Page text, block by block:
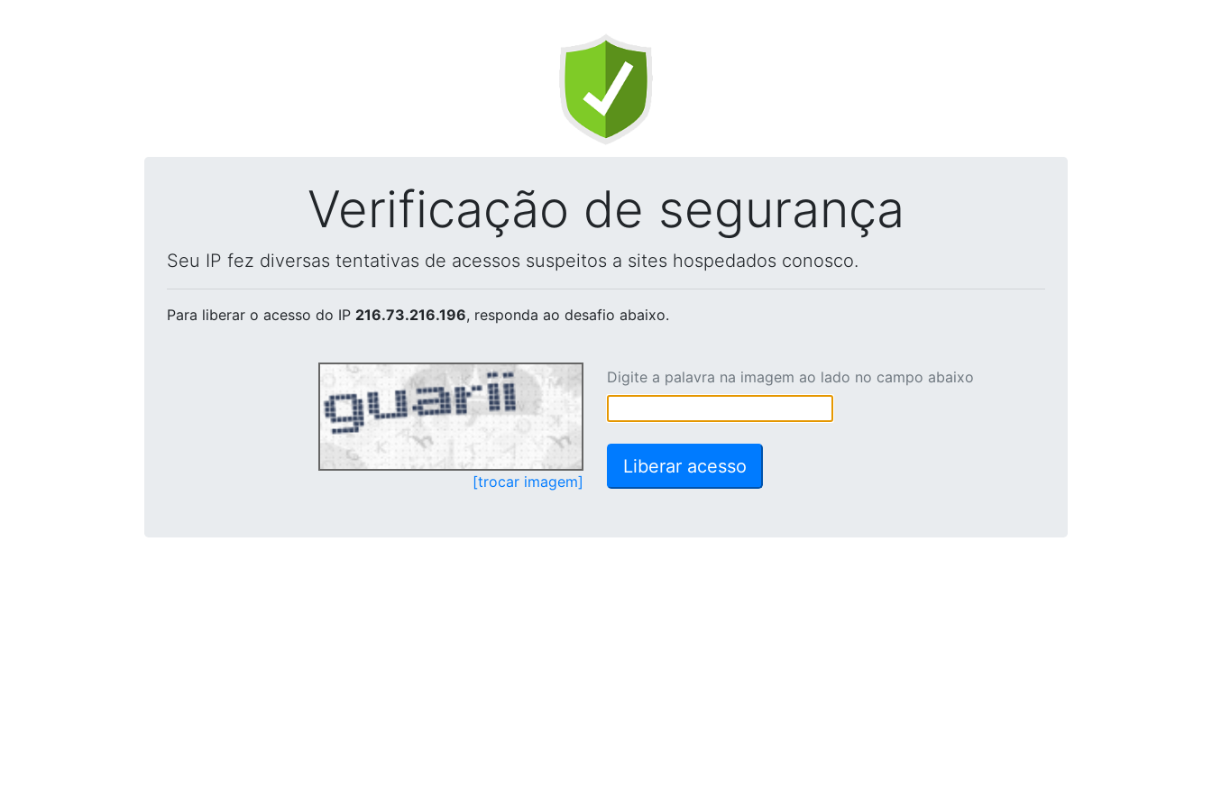
Verificação de segurança
Seu IP fez diversas tentativas de acessos suspeitos a sites hospedados conosco.
Para liberar o acesso do IP 216.73.216.196, responda ao desafio abaixo.
[trocar imagem]
Digite a palavra na imagem ao lado no campo abaixo